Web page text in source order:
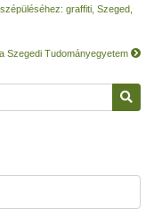
graffiti, Szeged,
Szegedi Tudományegyetem